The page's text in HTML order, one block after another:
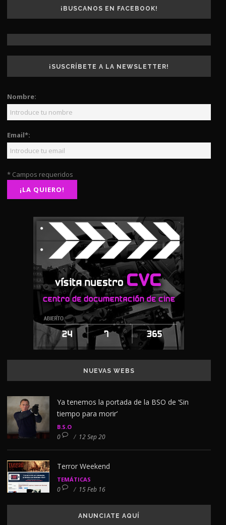
¡BUSCANOS EN FACEBOOK!
¡SUSCRÍBETE A LA NEWSLETTER!
Nombre:
Email*:
* Campos requeridos
NUEVAS WEBS
Ya tenemos la portada de la BSO de ‘Sin
tiempo para morir’
B.S.O
0 / 12 Sep 20
Terror Weekend
TEMÁTICAS
0 / 15 Feb 16
ANUNCIATE AQUÍ